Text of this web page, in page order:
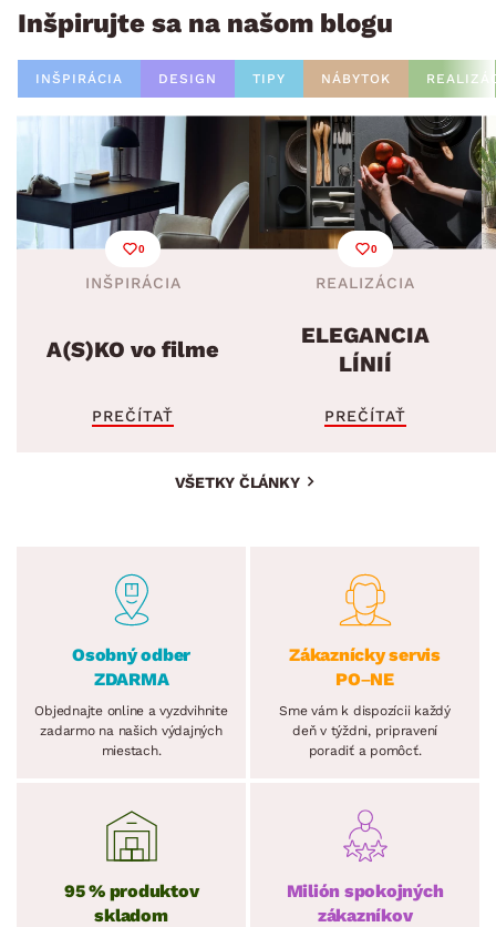
Inšpirujte sa na našom blogu
INŠPIRÁCIA DESIGN TIPY NÁBYTOK
0
INŠPIRÁCIA
A(S)KO vo filme
PREČÍTAŤ
0
REALIZÁCIA
ELEGANCIA
LÍNIÍ
PREČÍTAŤ
VŠETKY ČLÁNKY
Osobný odber
ZDARMA
Objednajte online a vyzdvihnite
zadarmo na našich výdajných
miestach.
Zákaznícky servis
PO–NE
Sme vám k dispozícii každý
deň v týždni, pripravení
poradiť a pomôcť.
95 % produktov
skladom
Milión spokojných
zákazníkov